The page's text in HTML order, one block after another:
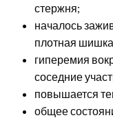
стержня;
началось
плотная
гиперемия
соседние
повышается
общее